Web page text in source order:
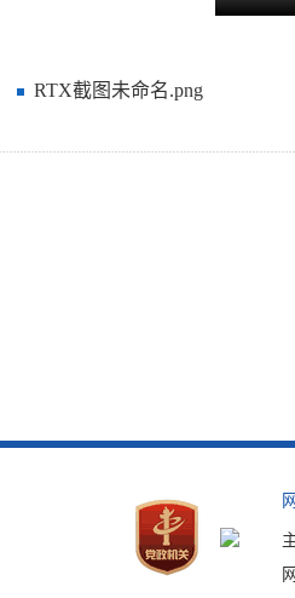
RTX截图未命名.png